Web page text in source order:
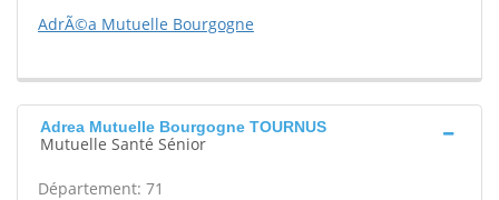
AdrÃ©a Mutuelle Bourgogne
Adrea Mutuelle Bourgogne TOURNUS
Mutuelle Santé Sénior
Département: 71